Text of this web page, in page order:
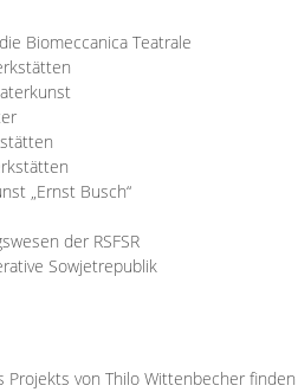
Biomeccanica Teatrale
„Ernst Busch“
der RSFSR
Sowjetrepublik
von Thilo Wittenbecher finden